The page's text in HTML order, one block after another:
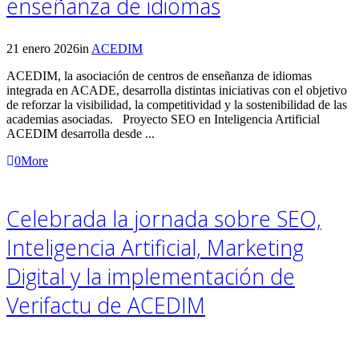
enseñanza de idiomas
21 enero 2026in ACEDIM
ACEDIM, la asociación de centros de enseñanza de idiomas
integrada en ACADE, desarrolla distintas iniciativas con el objetivo
de reforzar la visibilidad, la competitividad y la sostenibilidad de las
academias asociadas. Proyecto SEO en Inteligencia Artificial
ACEDIM desarrolla desde ...
0More
Celebrada la jornada sobre SEO,
Inteligencia Artificial, Marketing
Digital y la implementación de
Verifactu de ACEDIM